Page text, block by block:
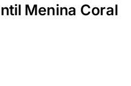
Menina Coral